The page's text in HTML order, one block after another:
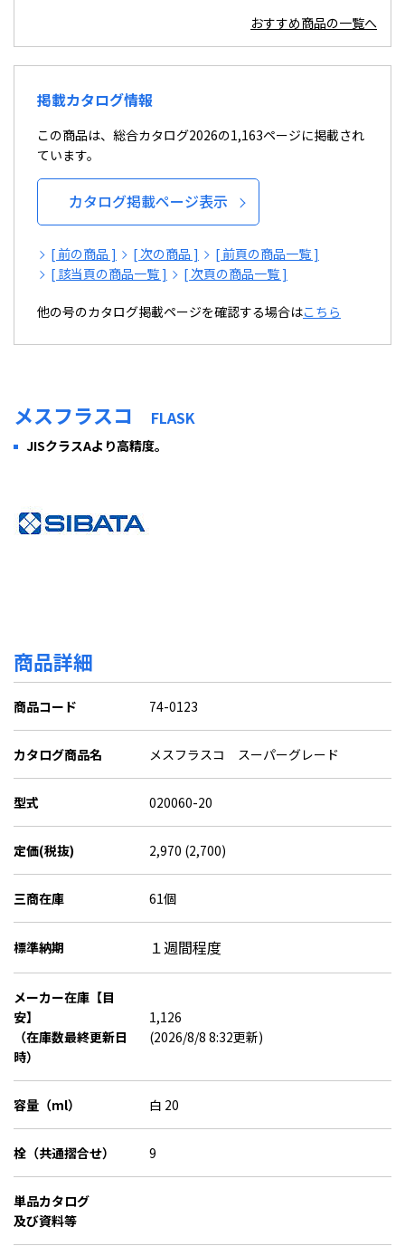
おすすめ商品の一覧へ
掲載カタログ情報
この商品は、総合カタログ2026の1,163ページに掲載され
ています。
カタログ掲載ページ表示
[ 前の商品 ] [ 次の商品 ]
[ 前頁の商品一覧 ]
[ 該当頁の商品一覧 ]
[ 次頁の商品一覧 ]
他の号のカタログ掲載ページを確認する場合はこちら
メスフラスコ FLASK
JISクラスAより高精度。
商品詳細
商品コード 74-0123
カタログ商品名 メスフラスコ スーパーグレード
型式 020060-20
定価(税抜) 2,970 (2,700)
三商在庫 61個
標準納期 １週間程度
メーカー在庫【目
安】
（在庫数最終更新日
時）
1,126
(2026/8/8 8:32更新)
容量（ml） 白 20
栓（共通摺合せ） 9
単品カタログ
及び資料等